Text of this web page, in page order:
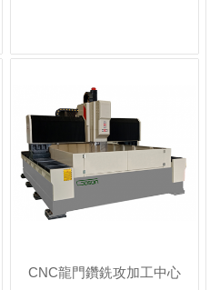
CNC龍門鑽銑攻加工中心